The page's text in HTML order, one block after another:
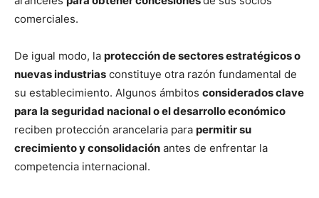
comerciales.
De igual modo, la protección de sectores estratégicos o
nuevas industrias constituye otra razón fundamental de
su establecimiento. Algunos ámbitos considerados clave
para la seguridad nacional o el desarrollo económico
reciben protección arancelaria para permitir su
crecimiento y consolidación antes de enfrentar la
competencia internacional.